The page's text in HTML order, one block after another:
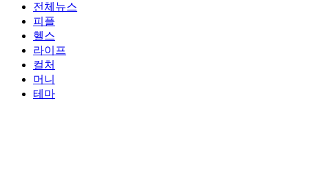
전체뉴스
피플
헬스
라이프
컬처
머니
테마